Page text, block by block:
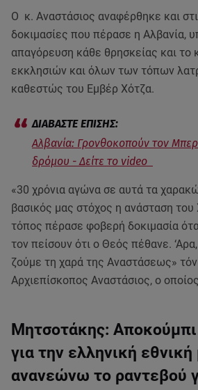
Ο κ. Αναστάσιος αναφέρθηκε και
δοκιμασίες που πέρασε η Αλβανία,
απαγόρευση κάθε θρησκείας και το
εκκλησιών και όλων των τόπων
καθεστώς του Εμβέρ Χότζα.
Αλβανία: Γρονθοκοπούν τον
δρόμου - Δείτε το video
«30 χρόνια αγώνα σε αυτά τα
βασικός μας στόχος η ανάσταση
τόπος πέρασε φοβερή δοκιμασία
τον πείσουν ότι ο Θεός πέθανε.
ζούμε τη χαρά της Αναστάσεως»
Αρχιεπίσκοπος Αναστάσιος, ο
Μητσοτάκης: Αποκούμπι
για την ελληνική
ανανεώνω το ραντεβού